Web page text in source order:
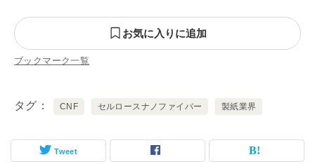
お気に入りに追加
ブックマーク一覧
タグ CNF セルロースナノファイバー 製紙業界
Tweet